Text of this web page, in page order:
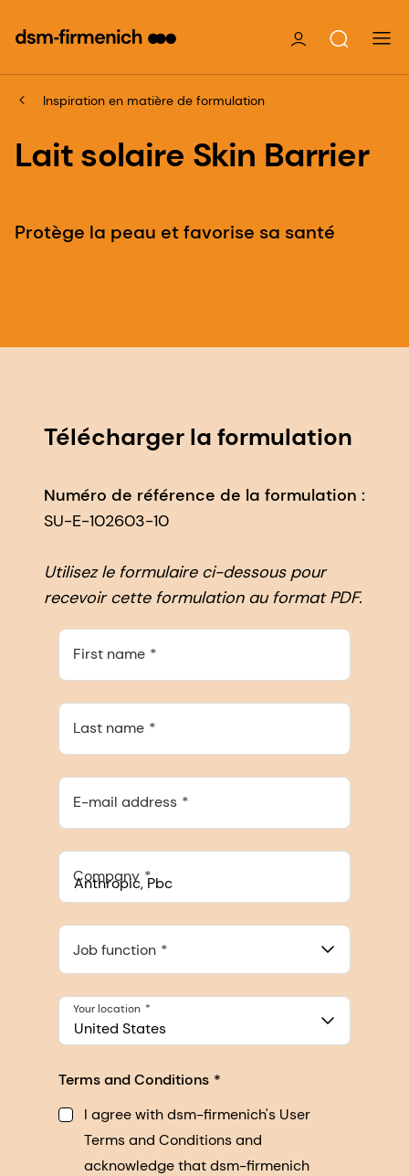
Inspiration en matière de formulation
Lait solaire Skin Barrier
Protège la peau et favorise sa santé
Télécharger la formulation
Numéro de référence de la formulation :
SU-E-102603-10
Utilisez le formulaire ci-dessous pour
recevoir cette formulation au format PDF.
First name
Last name
E-mail address
Company
548 Market St Pmb 90375, San Francisco, California, US
Job function
United States
Your location
Terms and Conditions
I agree with dsm-firmenich's User
Terms and Conditions and
acknowledge that dsm-firmenich